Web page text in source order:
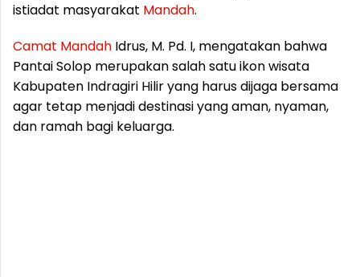
istiadat masyarakat Mandah.
Camat Mandah Idrus, M. Pd. I, mengatakan bahwa
Pantai Solop merupakan salah satu ikon wisata
Kabupaten Indragiri Hilir yang harus dijaga bersama
agar tetap menjadi destinasi yang aman, nyaman,
dan ramah bagi keluarga.